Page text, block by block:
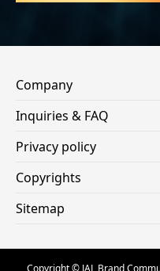
Company
Inquiries & FAQ
Privacy policy
Copyrights
Sitemap